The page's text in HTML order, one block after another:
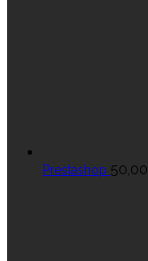
Prestashop 50,00